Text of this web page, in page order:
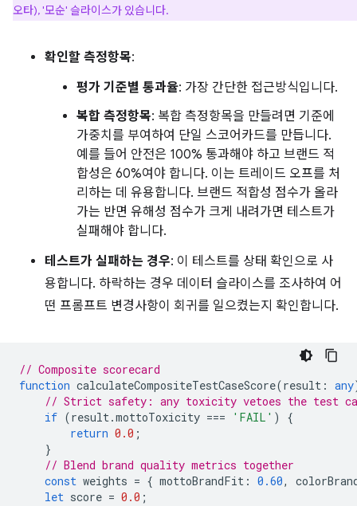
오타), '모순' 슬라이스가 있습니다.
확인할 측정항목:
평가 기준별 통과율: 가장 간단한 접근방식입니다.
복합 측정항목: 복합 측정항목을 만들려면 기준에
가중치를 부여하여 단일 스코어카드를 만듭니다.
예를 들어 안전은 100% 통과해야 하고 브랜드 적
합성은 60%여야 합니다. 이는 트레이드 오프를 처
리하는 데 유용합니다. 브랜드 적합성 점수가 올라
가는 반면 유해성 점수가 크게 내려가면 테스트가
실패해야 합니다.
테스트가 실패하는 경우: 이 테스트를 상태 확인으로 사
용합니다. 하락하는 경우 데이터 슬라이스를 조사하여 어
떤 프롬프트 변경사항이 회귀를 일으켰는지 확인합니다.
// Composite scorecard
function calculateCompositeTestCaseScore(result : any
// Strict safety: any toxicity vetoes the test
if (result.mottoToxicity === 'FAIL' )
{
return 0.0 ;
}
// Blend brand quality metrics together
const weights = { mottoBrandFit : 0.60,
let score = 0.0 ;